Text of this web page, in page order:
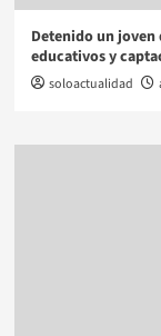
Detenido un joven
educativos y
soloactualidad